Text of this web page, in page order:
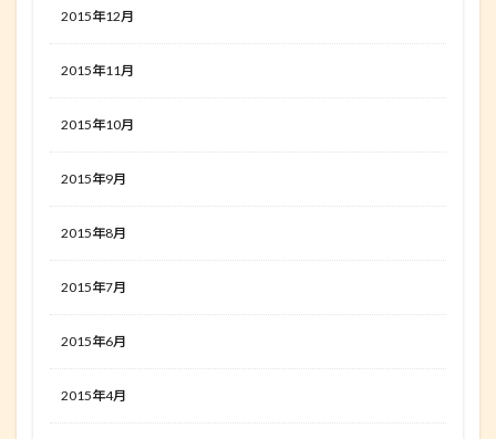
2015年12月
2015年11月
2015年10月
2015年9月
2015年8月
2015年7月
2015年6月
2015年4月